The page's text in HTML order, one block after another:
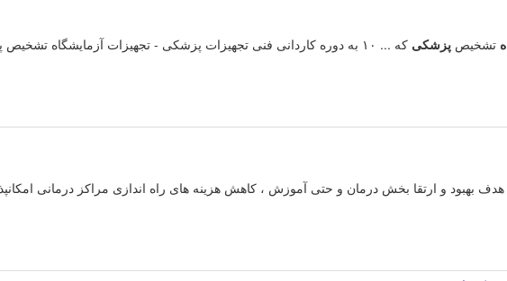
تشخیص پزشکی که ... ۱۰ به دوره کاردانی فنی تجهیزات پزشکی - تجهیزات آزمایشگاه تشخیص پزشکی.
بهبود و ارتقا بخش درمان و حتی آموزش ، کاهش هزینه های راه اندازی مراکز درمانی